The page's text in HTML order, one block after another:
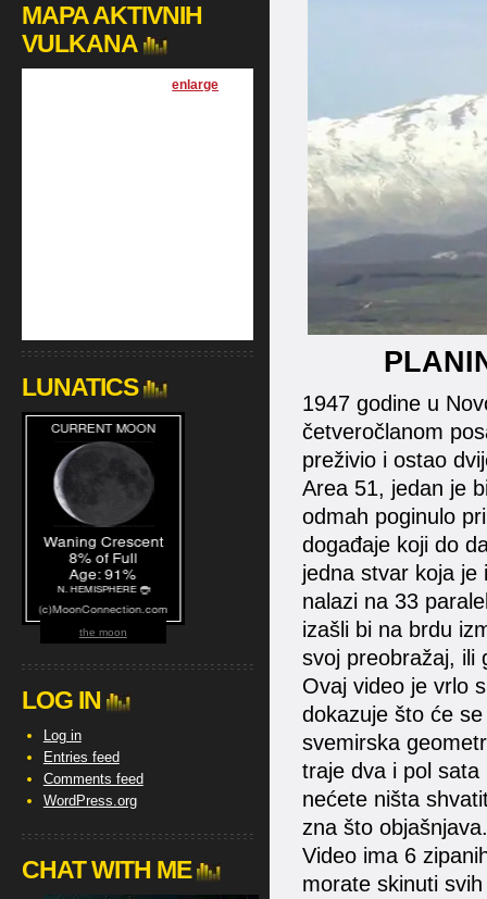
1947 godine u
četveročlanom
preživio i ostao
Area 51, jedan je
odmah poginulo
događaje koji do
jedna stvar koja je
nalazi na 33
izašli bi na brdu
svoj preobražaj, ili
Ovaj video je vrlo
dokazuje što će
svemirska
traje dva i pol
nećete ništa
zna što objašnjava.
Video ima 6
morate skinuti
MAPA AKTIVNIH
VULKANA
[enlarge
LUNATICS
the moon
LOG IN
Log in
Entries feed
Comments feed
WordPress.org
CHAT WITH ME